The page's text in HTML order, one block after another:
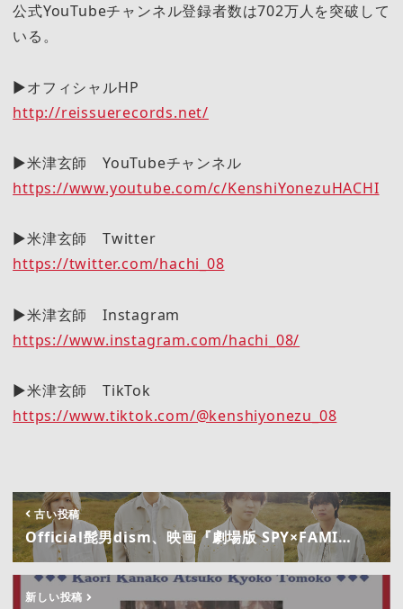
公式YouTubeチャンネル登録者数は702万人を突破して
いる。
▶︎オフィシャルHP
http://reissuerecords.net/
▶︎米津玄師 YouTubeチャンネル
https://www.youtube.com/c/KenshiYonezuHACHI
▶︎米津玄師 Twitter
https://twitter.com/hachi_08
▶︎米津玄師 Instagram
https://www.instagram.com/hachi_08/
▶︎米津玄師 TikTok
https://www.tiktok.com/@kenshiyonezu_08
古い投稿
Official髭男dism、映画『劇場版 SPY×FAMI…
新しい投稿